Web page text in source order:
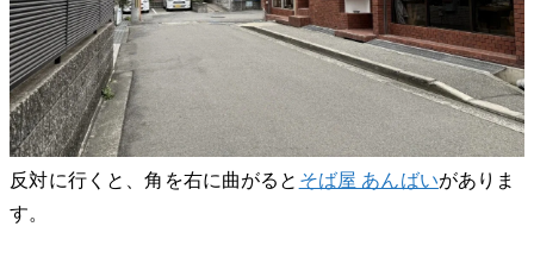
反対に行くと、角を右に曲がると そば屋 あんばいがありま
す。